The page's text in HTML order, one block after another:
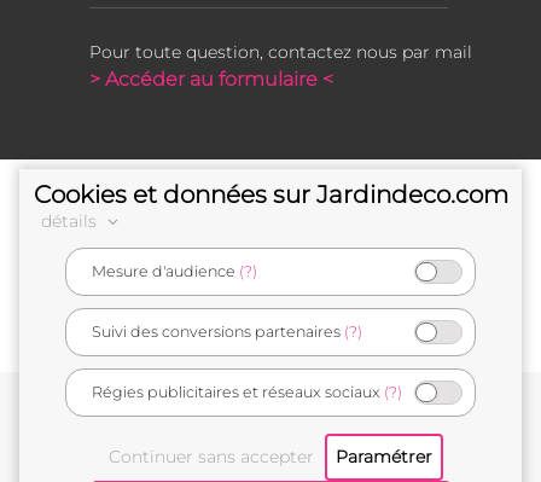
Pour toute question, contactez nous par mail
> Accéder au formulaire <
e-commerçant français
Cookies et données sur Jardindeco.com
détails
Mesure d'audience (?)
Suivi des conversions partenaires (?)
Régies publicitaires et réseaux sociaux (?)